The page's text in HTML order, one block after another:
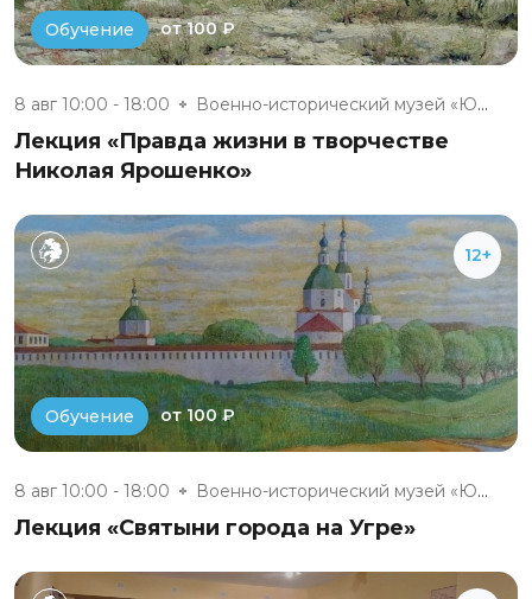
Обучение от 100 ₽
8 авг 10:00 - 18:00 Военно-исторический музей «Юхн...
Лекция «Правда жизни в творчестве
Николая Ярошенко»
12+
Обучение от 100 ₽
8 авг 10:00 - 18:00 Военно-исторический музей «Юхн...
Лекция «Святыни города на Угре»